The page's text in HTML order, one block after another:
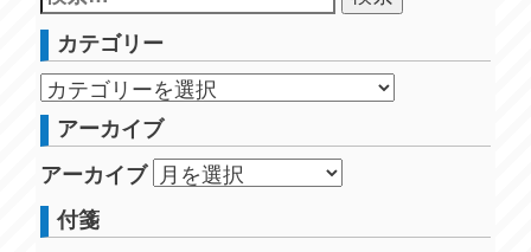
カテゴリー
アーカイブ
アーカイブ
付箋